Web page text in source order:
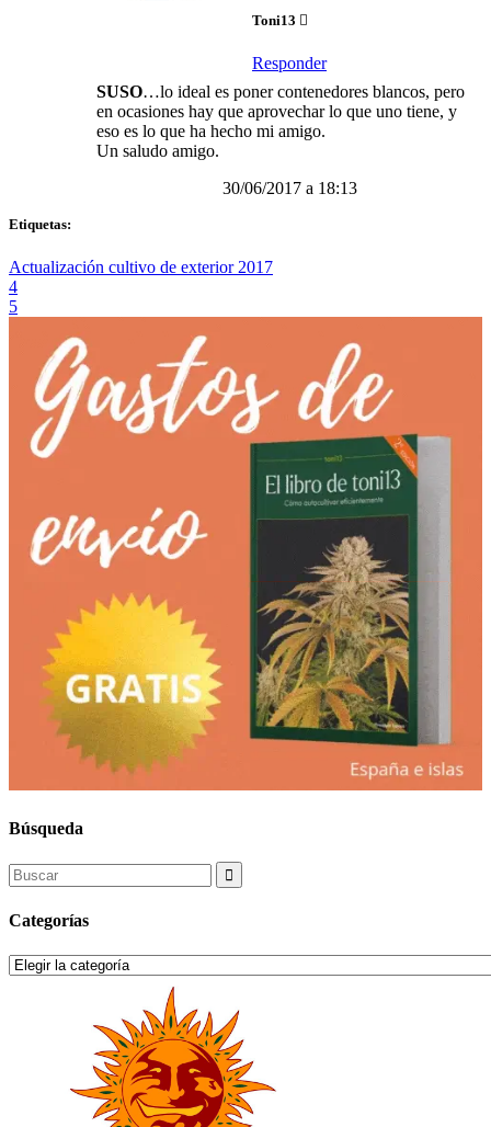
Toni13
Responder
SUSO…lo ideal es poner contenedores blancos, pero
en ocasiones hay que aprovechar lo que uno tiene, y
eso es lo que ha hecho mi amigo.
Un saludo amigo.
30/06/2017 a 18:13
Etiquetas:
Actualización cultivo de exterior 2017
Búsqueda
Search
for:
Categorías
Categorías